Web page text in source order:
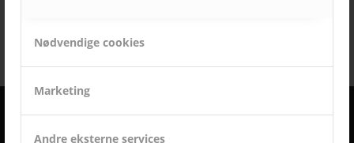
Nødvendige cookies
Marketing
Andre eksterne services
DERFOR SKAL AVC VÆRE DIN LEVERANDØR